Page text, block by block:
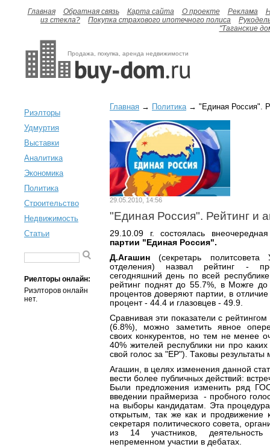
Главная Обратная связь Карта сайта О проекте Реклама
из стекла?
Покупка страхового ипотечного полиса
"Таганские
Продажа, покупка, аренда недвижимости
Риэлторы
Удмуртия
Выставки
Аналитика
Экономика
Политика
Строительство
Недвижимость
Статьи
Риелторы онлайн:
Риэлторов онлайн
нет.
Главная → Политика→ "Единая Россия".
29.05.2010, 14:56
"Единая Россия". Рейтинг и
29.10.09 г. состоялась
партии "Единая Россия".
Д.Агашин (секретарь политсовета
отделения) назвал рейтинг -
сегодняшний день по всей
рейтинг поднят до 55.7%, в Можге
процентов доверяют партии, в
процент - 44.4 и глазовцев - 49.9.
Сравнивая эти показатели с
(6.8%), можно заметить явное
своих конкурентов, но тем не менее
40% жителей республики ни про каких
свой голос за "ЕР"). Таковы результаты
Агашин, в целях изменения данной
вести более публичных действий:
Были предложения изменить ряд
введении праймериза - пробного
на выборы кандидатам. Эта
открытым, так же как и продвижение
секретаря политического совета,
из 14 участников,
непременном участии в дебатах.